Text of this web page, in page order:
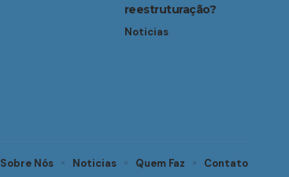
reestruturação?
Noticias
Sobre Nós Noticias Quem Faz Contato